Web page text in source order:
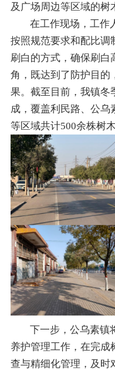
数据发布
及广场周边等区域的树
在工作现场，工作
按照规范要求和配比调
刷白的方式，确保刷白
角，既达到了防护目的
果。截至目前，我镇冬
成，覆盖利民路、公乌
等区域共计500余株树木
下一步，公乌素镇
养护管理工作，在完成
查与精细化管理，及时